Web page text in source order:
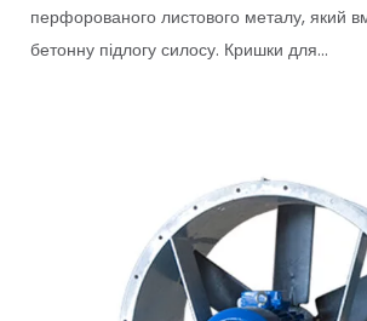
перфорованого листового металу, який
бетонну підлогу силосу. Кришки для...